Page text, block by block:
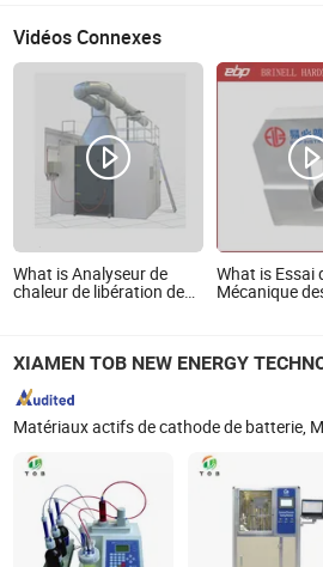
Vidéos Connexes
What is Analyseur de
chaleur de libération des
combustibilité unique
What is Essai
Mécanique
XIAMEN TOB NEW ENERGY